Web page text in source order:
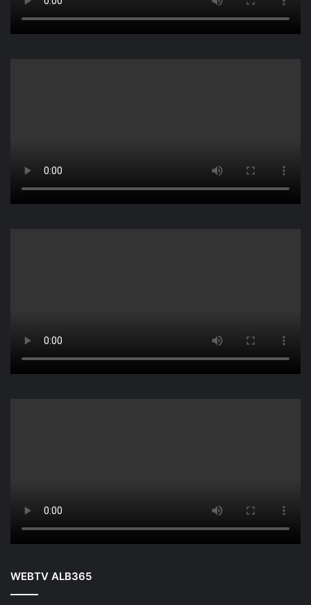
WEBTV ALB365